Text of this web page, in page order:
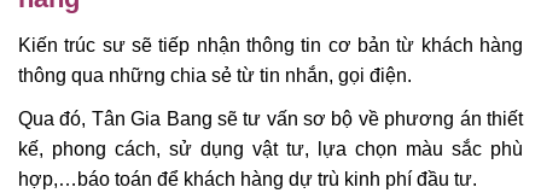
Kiến trúc sư sẽ tiếp nhận thông tin cơ bản từ khách hàng
thông qua những chia sẻ từ tin nhắn, gọi điện.
Qua đó, Tân Gia Bang sẽ tư vấn sơ bộ về phương án thiết
kế, phong cách, sử dụng vật tư, lựa chọn màu sắc phù
hợp,…báo toán để khách hàng dự trù kinh phí đầu tư.